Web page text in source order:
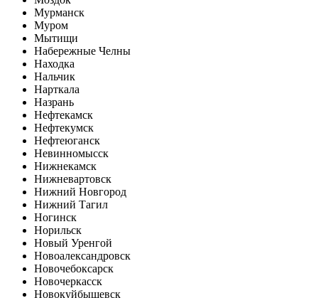
Мурманск
Муром
Мытищи
Набережные Челны
Находка
Нальчик
Нарткала
Назрань
Нефтекамск
Нефтекумск
Нефтеюганск
Невинномысск
Нижнекамск
Нижневартовск
Нижний Новгород
Нижний Тагил
Ногинск
Норильск
Новый Уренгой
Новоалександровск
Новочебоксарск
Новочеркасск
Новокуйбышевск